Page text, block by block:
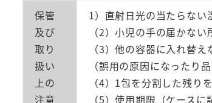
保管
及び
取り
扱い
上の
注意
1）直射日光の当たらない
（2）小児の手の届かない
（3）他の容器に入れ替え
（誤用の原因になったり
（4）1包を分割した残り
（5）使用期限（ケース